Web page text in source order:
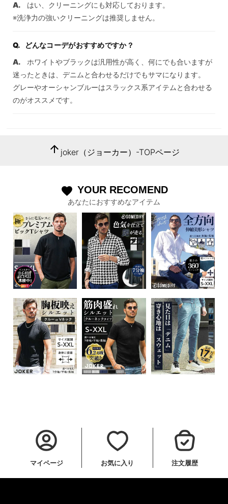
はい、クリーニングにも対応しております。
※洗浄力の強いクリーニングは推奨しません。
どんなコーデがおすすめですか？
ホワイトやブラックは汎用性が高く、何にでも合いますが
迷ったときは、デニムと合わせるだけでもサマになります。
グレーやオーシャンブルーはスラックス系アイテムと合わせる
のがオススメです。
arrow_upward joker（ジョーカー）-TOPページ
favorite YOUR RECOMEND
あなたにおすすめなアイテム
マイページ お気に入り 注文履歴